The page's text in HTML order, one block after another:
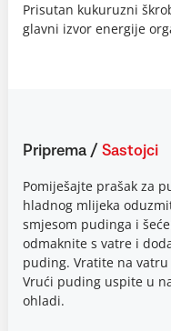
Prisutan kukuruzni
glavni izvor energije
Priprema / Sastojci
Pomiješajte prašak za
hladnog mlijeka
smjesom pudinga i
odmaknite s vatre i
puding. Vratite na
Vrući puding uspite u
ohladi.